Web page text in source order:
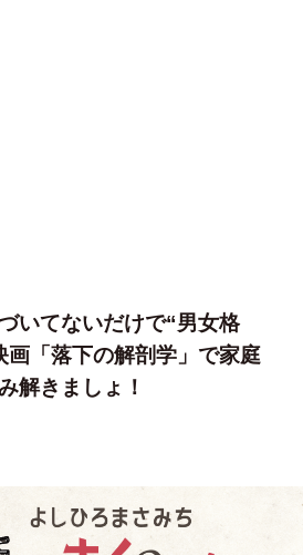
いてないだけで“男女格
「落下の解剖学」で家庭
解きましょ！